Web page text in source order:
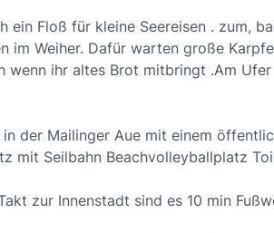
ein Floß für kleine Seereisen . zum,
im Weiher. Dafür warten große
wenn ihr altes Brot mitbringt .Am
der Mailinger Aue mit einem
mit Seilbahn Beachvolleyballplatz
zur Innenstadt sind es 10 min